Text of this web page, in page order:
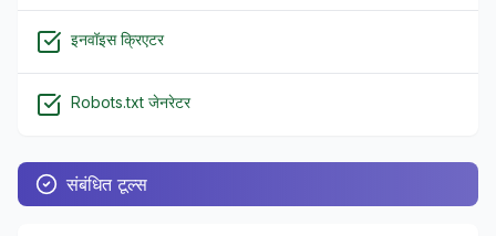
इनवॉइस क्रिएटर
Robots.txt जेनरेटर
संबंधित टूल्स